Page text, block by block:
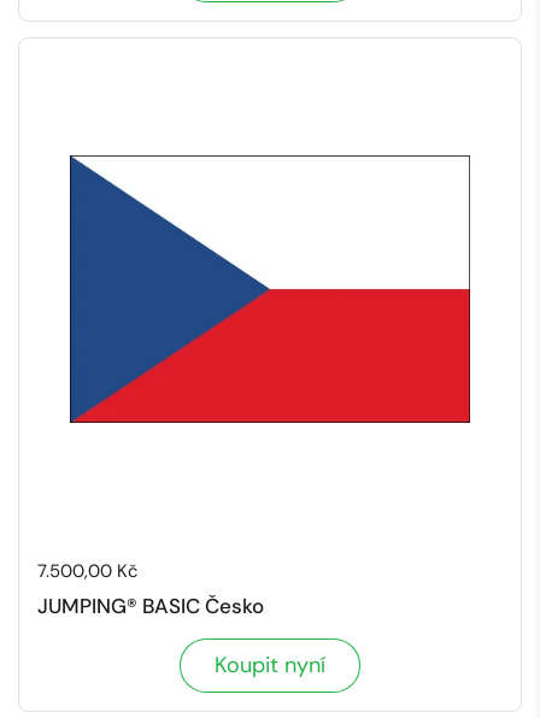
Cena:
7.500,00 Kč
JUMPING® BASIC Česko
Koupit nyní